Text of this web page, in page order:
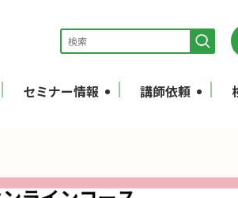
セミナー情報 講師依頼